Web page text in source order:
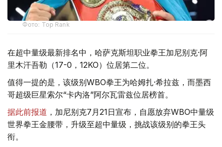
Фото: Top Rank
在超中量级最新排名中，哈萨克斯坦职业拳王加尼别克·阿
里木汗吾勒（17-0，12KO）位居第二位。
值得一提的是，该级别WBO拳王为哈姆扎·希拉兹，而墨西
哥超级巨星索尔“卡内洛”阿尔瓦雷兹位居榜首。
据此前报道 ，加尼别克7月21日宣布，自愿放弃WBO中量级
世界拳王金腰带，升级至超中量级，挑战该级别的拳王头
衔。